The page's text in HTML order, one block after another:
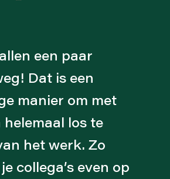
een paar
Dat is een
manier om met
helemaal los te
het werk. Zo
collega’s even op